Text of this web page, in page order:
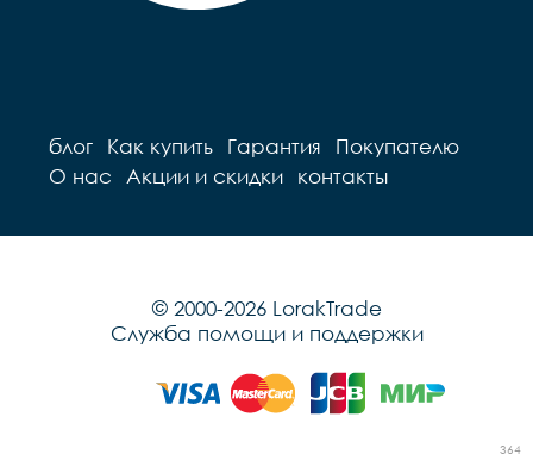
блог Как купить Гарантия
Покупателю
О нас
Акции и скидки контакты
© 2000-2026 LorakTrade
Служба помощи и поддержки
364